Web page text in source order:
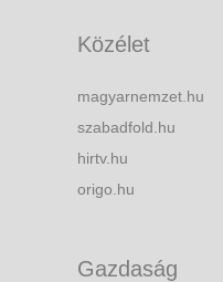
Közélet
magyarnemzet.hu
szabadfold.hu
hirtv.hu
origo.hu
Gazdaság